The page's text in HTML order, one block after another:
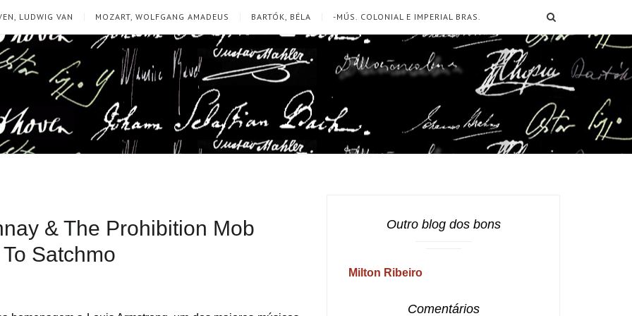
LUDWIG VAN MOZART, WOLFGANG AMADEUS BARTÓK, BÉLA -MÚS. COLONIAL E IMPERIAL BRAS.
& The Prohibition Mob
Satchmo
Outro blog dos bons
Milton Ribeiro
Comentários